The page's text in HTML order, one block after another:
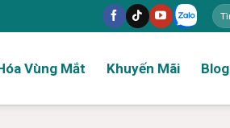
Vùng Mắt Khuyến Mãi Blog